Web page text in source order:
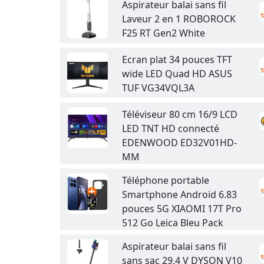
Aspirateur balai sans fil
Laveur 2 en 1 ROBOROCK
F25 RT Gen2 White
Ecran plat 34 pouces TFT
wide LED Quad HD ASUS
TUF VG34VQL3A
Téléviseur 80 cm 16/9 LCD
LED TNT HD connecté
EDENWOOD ED32V01HD-
MM
Téléphone portable
Smartphone Androïd 6.83
pouces 5G XIAOMI 17T Pro
512 Go Leica Bleu Pack
Aspirateur balai sans fil
sans sac 29,4 V DYSON V10